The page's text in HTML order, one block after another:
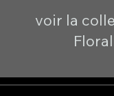
voir la
Floral